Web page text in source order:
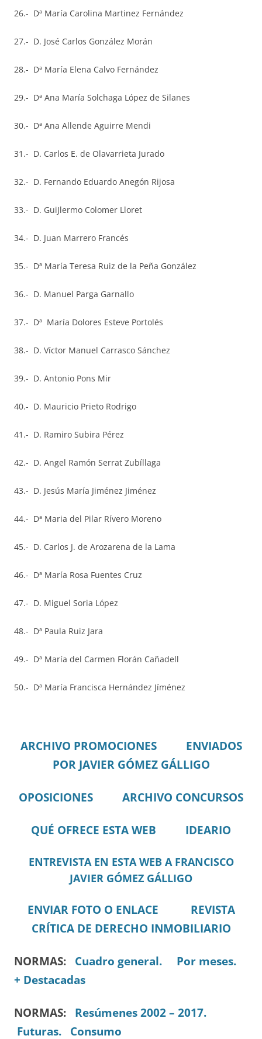
26.- Dª María Carolina Martinez Fernández
27.- D. José Carlos González Morán
28.- Dª María Elena Calvo Fernández
29.- Dª Ana María Solchaga López de Silanes
30.- Dª Ana Allende Aguirre Mendi
31.- D. Carlos E. de Olavarrieta Jurado
32.- D. Fernando Eduardo Anegón Rijosa
33.- D. GuiJlermo Colomer Lloret
34.- D. Juan Marrero Francés
35.- Dª María Teresa Ruiz de la Peña González
36.- D. Manuel Parga Garnallo
37.- Dª María Dolores Esteve Portolés
38.- D. Víctor Manuel Carrasco Sánchez
39.- D. Antonio Pons Mir
40.- D. Mauricio Prieto Rodrigo
41.- D. Ramiro Subira Pérez
42.- D. Angel Ramón Serrat Zubíllaga
43.- D. Jesús María Jiménez Jiménez
44.- Dª Maria del Pilar Rívero Moreno
45.- D. Carlos J. de Arozarena de la Lama
46.- Dª María Rosa Fuentes Cruz
47.- D. Miguel Soria López
48.- Dª Paula Ruiz Jara
49.- Dª María del Carmen Florán Cañadell
50.- Dª María Francisca Hernández Jíménez
ARCHIVO PROMOCIONES
ENVIADOS
POR JAVIER GÓMEZ GÁLLIGO
OPOSICIONES ARCHIVO CONCURSOS
QUÉ OFRECE ESTA WEB IDEARIO
ENTREVISTA EN ESTA WEB A FRANCISCO
JAVIER GÓMEZ GÁLLIGO
ENVIAR FOTO O ENLACE
REVISTA
CRÍTICA DE DERECHO INMOBILIARIO
NORMAS: Cuadro general.
Por meses.
+ Destacadas
NORMAS: Resúmenes 2002 – 2017.
Futuras.
Consumo